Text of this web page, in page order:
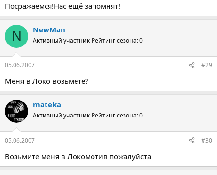
Посражаемся!Нас ещё запомнят!
N NewMan
Активный участник Рейтинг сезона: 0
05.06.2007 #29
Меня в Локо возьмете?
mateka
Активный участник Рейтинг сезона: 0
05.06.2007 #30
Возьмите меня в Локомотив пожалуйста